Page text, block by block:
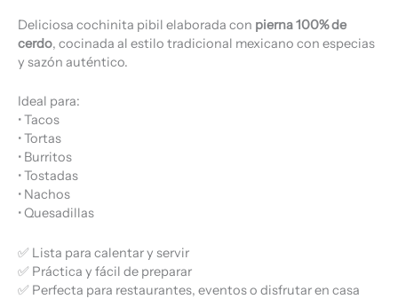
Deliciosa cochinita pibil elaborada con pierna 100% de
cerdo, cocinada al estilo tradicional mexicano con especias
y sazón auténtico.
Ideal para:
• Tacos
• Tortas
• Burritos
• Tostadas
• Nachos
• Quesadillas
✅ Lista para calentar y servir
✅ Práctica y fácil de preparar
✅ Perfecta para restaurantes, eventos o disfrutar en casa